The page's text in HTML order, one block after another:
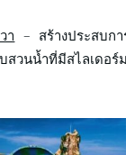
า – สร้างประสบก
สวนน้ำที่มีสไลเดอ